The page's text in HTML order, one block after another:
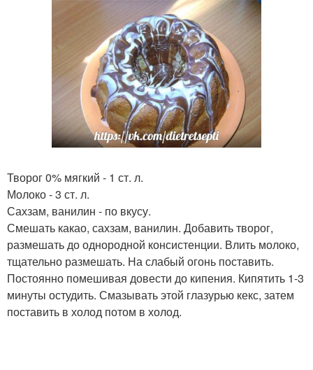
Творог 0% мягкий - 1 ст. л.
Молоко - 3 ст. л.
Сахзам, ванилин - по вкусу.
Смешать какао, сахзам, ванилин. Добавить творог,
размешать до однородной консистенции. Влить молоко,
тщательно размешать. На слабый огонь поставить.
Постоянно помешивая довести до кипения. Кипятить 1-3
минуты остудить. Смазывать этой глазурью кекс, затем
поставить в холод потом в холод.